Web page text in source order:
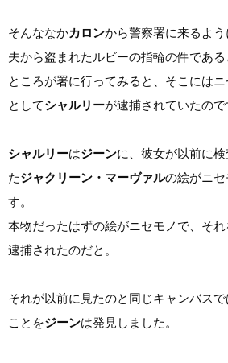
そんななかカロンから警察署に来るよう
夫から盗まれたルビーの指輪の件である
ところが署に行ってみると、そこには
としてシャルリーが逮捕されていたので
シャルリーはジーンに、彼女が以前に
たジャクリーン・マーヴァルの絵がニ
す。
本物だったはずの絵がニセモノで、そ
逮捕されたのだと。
それが以前に見たのと同じキャンバス
ことをジーンは発見しました。